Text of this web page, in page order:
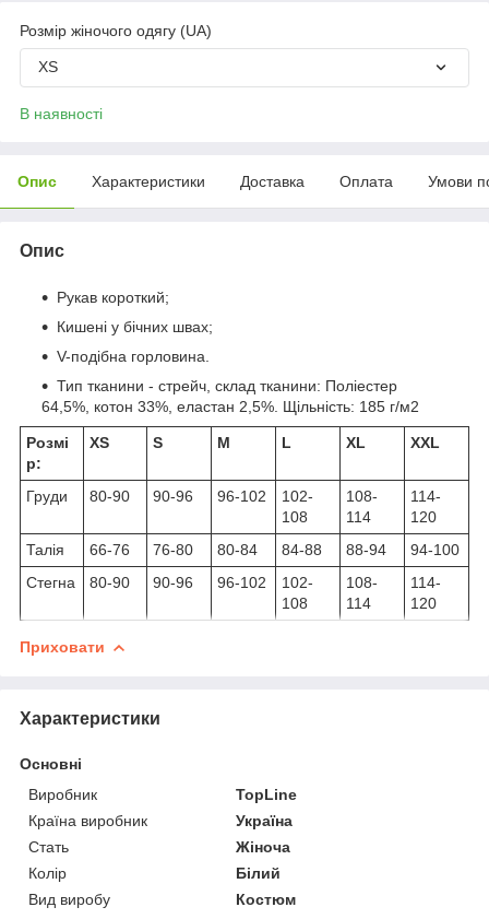
Розмір жіночого одягу (UA)
XS
В наявності
Опис Характеристики Доставка Оплата Умови
Опис
Рукав короткий;
Кишені у бічних швах;
V-подібна горловина.
Тип тканини - стрейч, склад тканини: Поліестер
64,5%, котон 33%, еластан 2,5%. Щільність: 185 г/м2
Розмі
р:
XS S M L XL XXL
Груди 80-90 90-96 96-102
102-
108
108-
114
114-
120
Талія
66-76 76-80 80-84 84-88 88-94
94-100
Стегна
80-90 90-96 96-102
102-
108
108-
114
114-
120
Приховати
Характеристики
Основні
Виробник
TopLine
Країна виробник
Україна
Стать
Жіноча
Колір
Білий
Вид виробу
Костюм